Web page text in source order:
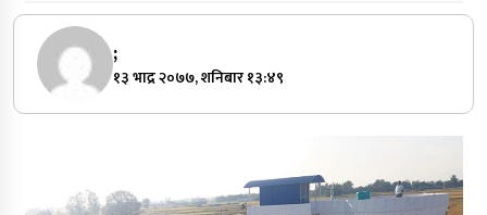
;
१३ भाद्र २०७७, शनिबार १३:४९